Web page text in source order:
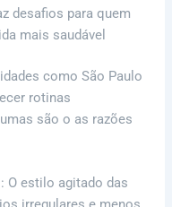
desafios para quem
mais saudável
como São Paulo
rotinas
são o as razões
O estilo agitado das